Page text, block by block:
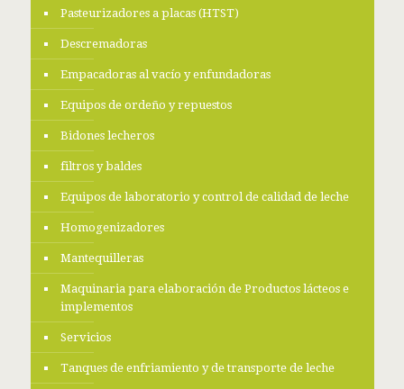
Pasteurizadores a placas (HTST)
Descremadoras
Empacadoras al vacío y enfundadoras
Equipos de ordeño y repuestos
Bidones lecheros
filtros y baldes
Equipos de laboratorio y control de calidad de leche
Homogenizadores
Mantequilleras
Maquinaria para elaboración de Productos lácteos e
implementos
Servicios
Tanques de enfriamiento y de transporte de leche